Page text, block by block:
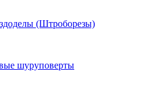
(Штроборезы)
шуруповерты